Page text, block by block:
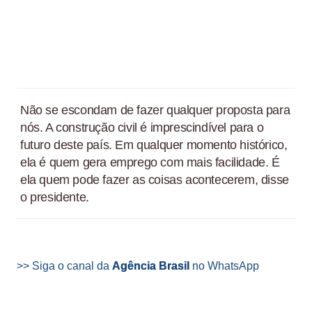
Não se escondam de fazer qualquer proposta para
nós. A construção civil é imprescindível para o
futuro deste país. Em qualquer momento histórico,
ela é quem gera emprego com mais facilidade. É
ela quem pode fazer as coisas acontecerem, disse
o presidente.
>> Siga o canal da Agência Brasil no WhatsApp